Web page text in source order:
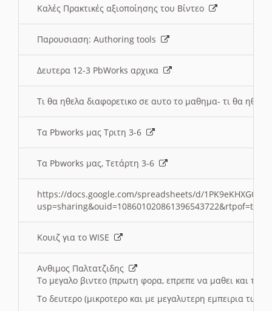
Καλές Πρακτικές αξιοποίησης του Βίντεο
Παρουσιαση: Authoring tools
Δευτερα 12-3 PbWorks αρχικα
Τι θα ηθελα διαφορετικο σε αυτο το μαθημα- τι θα
Τα Pbworks μας Τριτη 3-6
Τα Pbworks μας, Τετάρτη 3-6
https://docs.google.com/spreadsheets/d/
Κουιζ για το WISE
Ανθιμος Παλτατζιδης
Το μεγαλο βιντεο (πρωτη φορα, επρεπε να μαθει και το
Το δευτερο (μικροτερο και με μεγαλυτερη εμπειρια